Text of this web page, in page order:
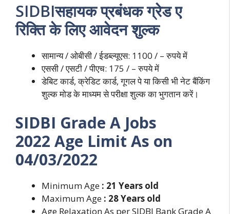
SIDBIसहायक प्रबंधक ग्रेड ए
रिक्ति के लिए आवेदन शुल्क
सामान्य / ओबीसी / ईडब्ल्यूएस: 1100 / – रुपये में
एससी / एसटी / पीएच: 175 / – रुपये में
डेबिट कार्ड, क्रेडिट कार्ड, गूगल पे या किसी भी नेट बैंकिंग
शुल्क मोड के माध्यम से परीक्षा शुल्क का भुगतान करें।
SIDBI Grade A Jobs
2022 Age Limit As on
04/03/2022
Minimum Age : 21 Years old
Maximum Age : 28 Years old
Age Relaxation As per SIDBI Bank Grade A